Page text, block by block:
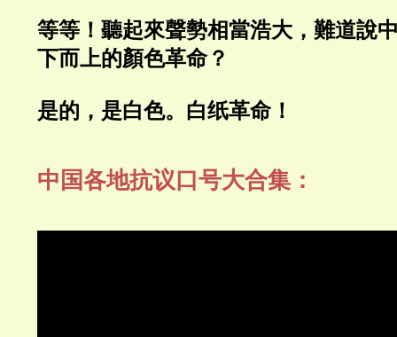
等等！聽起來聲勢相當浩大，難道說
下而上的顏色革命？
是的，是白色。白纸革命！
中国各地抗议口号大合集：